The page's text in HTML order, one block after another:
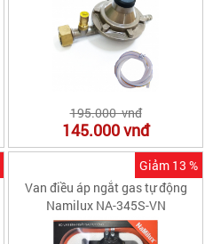
195.000 vnđ
145.000vnđ
Van điều áp ngắt gas tự động
Namilux NA-345S-VN
Giảm 13 %